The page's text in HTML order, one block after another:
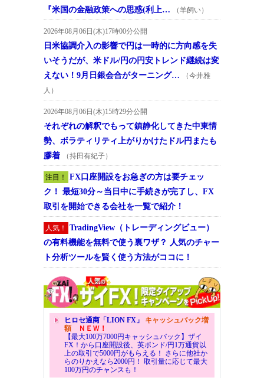
『米国の金融政策への思惑(利上…
（羊飼い）
2026年08月06日(木)17時00分公開
日米協調介入の影響で円は一時的に方向感を失
いそうだが、米ドル/円の円安トレンド継続は変
えない！9月日銀会合がターニング…
（今井雅
人）
2026年08月06日(木)15時29分公開
それぞれの解釈でもって鎮静化してきた中東情
勢、ボラティリティ上がりかけたドル円またも
膠着
（持田有紀子）
注目！
FX口座開設をお急ぎの方は要チェッ
ク！ 最短30分～当日中に手続きが完了し、FX
取引を開始できる会社を一覧で紹介！
人気！
TradingView（トレーディングビュー）
の有料機能を無料で使う裏ワザ？ 人気のチャー
ト分析ツールを賢く使う方法がココに！
ヒロセ通商「LION FX」 キャッシュバック増
額ＮＥＷ！
【最大100万7000円キャッシュバック】ザイ
FX！から口座開設後、英ポンド/円1万通貨以
上の取引で5000円がもらえる！ さらに他社か
らのりかえなら2000円！ 取引量に応じて最大
100万円のチャンスも！